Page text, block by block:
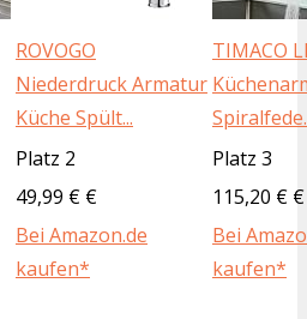
ROVOGO
Niederdruck Armatur
Küche Spült...
TIMACO
Platz 2
Platz 3
49,99 € €
115,20 € €
Bei Amazon.de
kaufen*
Bei
kaufen*